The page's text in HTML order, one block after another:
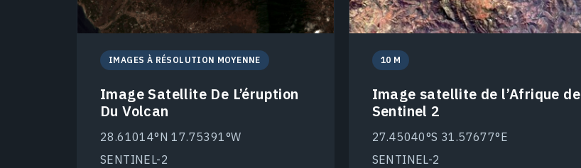
IMAGES À RÉSOLUTION MOYENNE
Image Satellite De L’éruption
Du Volcan
28.61014°N 17.75391°W
SENTINEL-2
10 M
Image satellite de l’Afrique de
Sentinel 2
27.45040°S 31.57677°E
SENTINEL-2